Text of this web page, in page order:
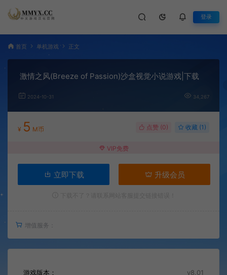
登录
首页 单机游戏 正文
激情之风(Breeze of Passion)沙盒视觉小说游戏|下载
2024-10-31 34,267
¥ 5 M币 点赞 (0) 收藏 (1)
VIP免费
立即下载 升级会员
增值服务：
游戏版本： v8.01